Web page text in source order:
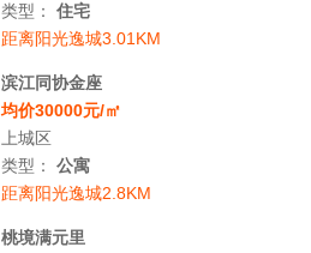
类型：住宅
距离阳光逸城3.01KM
滨江同协金座
均价30000元/㎡
上城区
类型：公寓
距离阳光逸城2.8KM
桃境满元里